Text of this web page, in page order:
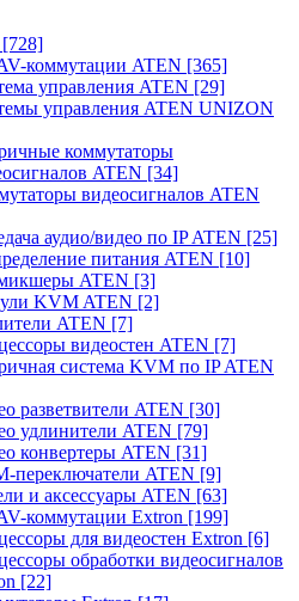
[728]
коммутации ATEN [365]
управления ATEN [29]
управления ATEN UNIZON
коммутаторы
ATEN [34]
видеосигналов ATEN
аудио/видео по IP ATEN [25]
питания ATEN [10]
ATEN [3]
KVM ATEN [2]
ATEN [7]
видеостен ATEN [7]
система KVM по IP ATEN
разветвители ATEN [30]
удлинители ATEN [79]
конвертеры ATEN [31]
переключатели ATEN [9]
и аксессуары ATEN [63]
коммутации Extron [199]
для видеостен Extron [6]
обработки видеосигналов
[22]